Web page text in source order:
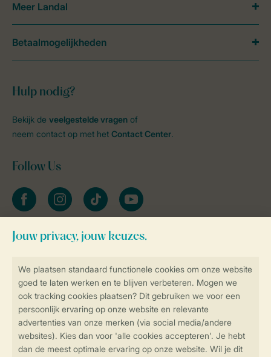
Veilig en snel online boeken
Veilige gegevensoverdracht
Veilige betaling
Hulp nodig?
Bekijk de veelgestelde vragen of
neem contact op met het Contact Center.
Follow Us
facebookinstagramtiktok youtube
Blijf op de hoogte
Meer Landal
Betaalmogelijkheden